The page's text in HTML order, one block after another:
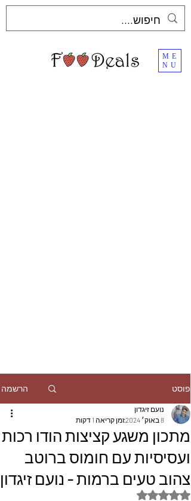
ME
NU
פוסט הרשמה
מתכון משגע קציצות הודו רכות
ועסיסיות עם חומוס ברוטב
צהוב טעים ברמות - נועם זיגדון
נועם זיגדון
8 באוק׳ 2024
זמן קריאה 1 דקות
דירוג של NaN מתוך 5 כוכבים